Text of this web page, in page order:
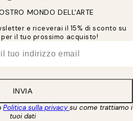
MONDO DELL'ARTE
e riceverai il 15% di sconto su
il tuo prossimo acquisto!
INVIA
Politica sulla privacysu come trattiamo i
tuoi dati